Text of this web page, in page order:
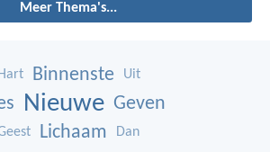
Meer Thema's...
Binnenste Uit
Nieuwe Geven
Lichaam Dan